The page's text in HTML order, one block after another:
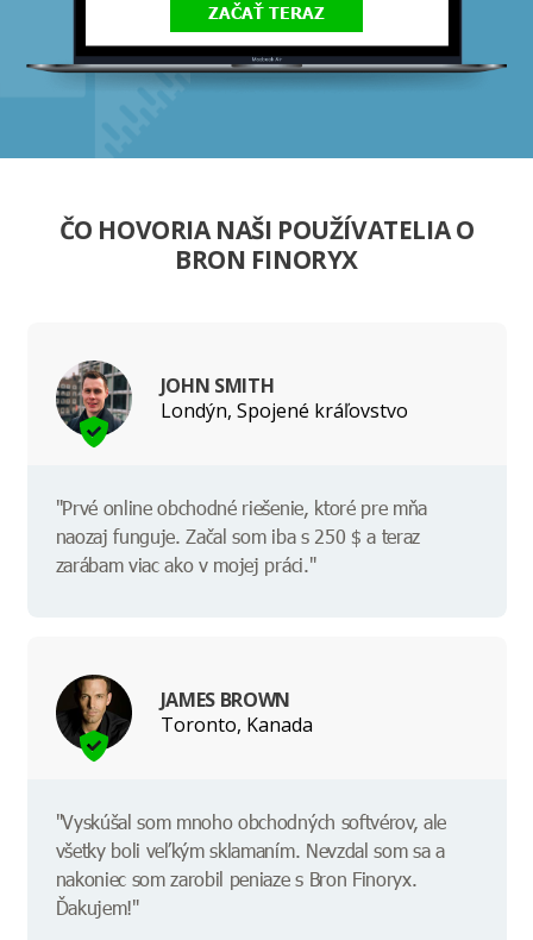
ZAČAŤ TERAZ
ČO HOVORIA NAŠI POUŽÍVATELIA O
BRON FINORYX
JOHN SMITH
Londýn, Spojené kráľovstvo
"Prvé online obchodné riešenie, ktoré pre mňa
naozaj funguje. Začal som iba s 250 $ a teraz
zarábam viac ako v mojej práci."
JAMES BROWN
Toronto, Kanada
"Vyskúšal som mnoho obchodných softvérov, ale
všetky boli veľkým sklamaním. Nevzdal som sa a
nakoniec som zarobil peniaze s Bron Finoryx.
Ďakujem!"